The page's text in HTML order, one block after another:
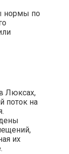
нормы по
Люксах,
поток на
их